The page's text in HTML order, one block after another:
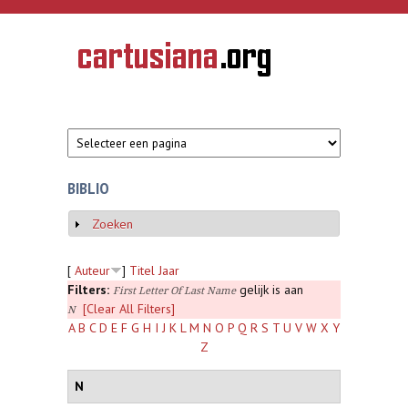
Overslaan en naar de inhoud gaan
CARTUSIANA
Geschiedenis
van de
BIBLIO
Weergeven
Zoeken
[ Auteur ] Titel Jaar
Filters: First Letter Of Last Namegelijk is aan
N
[Clear All Filters]
A B C D E F G H I J K L M N O P Q R S T U V W X Y
Z
N